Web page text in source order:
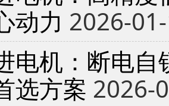
动力 2026-
电机：断电
选方案 2026-